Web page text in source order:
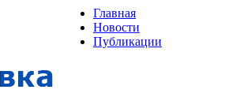
Главная
Новости
Публикации